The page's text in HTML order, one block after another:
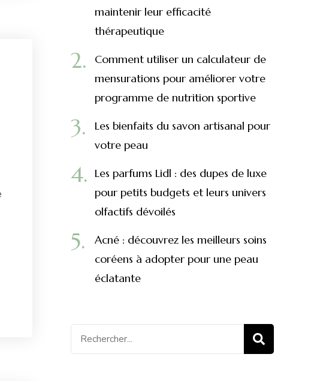
maintenir leur efficacité
thérapeutique
Comment utiliser un calculateur de
mensurations pour améliorer votre
programme de nutrition sportive
Les bienfaits du savon artisanal pour
votre peau
Les parfums Lidl : des dupes de luxe
pour petits budgets et leurs univers
olfactifs dévoilés
Acné : découvrez les meilleurs soins
coréens à adopter pour une peau
éclatante
Recherche
pour